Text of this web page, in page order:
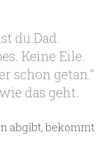
du Dad.
Keine Eile.
schon getan.”
das geht.
abgibt, bekommt